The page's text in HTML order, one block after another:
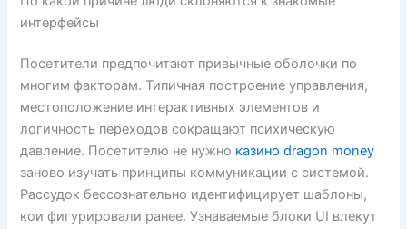
интерфейсы
Посетители предпочитают привычные оболочки по
многим факторам. Типичная построение управления,
местоположение интерактивных элементов и
логичность переходов сокращают психическую
давление. Посетителю не нужно казино dragon money
заново изучать принципы коммуникации с системой.
Рассудок бессознательно идентифицирует шаблоны,
кои фигурировали ранее. Узнаваемые блоки UI влекут